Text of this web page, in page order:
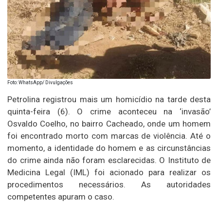
Foto: WhatsApp/ Divulgações
Petrolina registrou mais um homicídio na tarde desta
quinta-feira (6). O crime aconteceu na ‘invasão’
Osvaldo Coelho, no bairro Cacheado, onde um homem
foi encontrado morto com marcas de violência. Até o
momento, a identidade do homem e as circunstâncias
do crime ainda não foram esclarecidas. O Instituto de
Medicina Legal (IML) foi acionado para realizar os
procedimentos necessários. As autoridades
competentes apuram o caso.